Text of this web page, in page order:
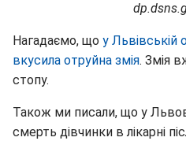
Нагадаємо, що у Львівській
вкусила отруйна змія. Змія
стопу.
Також ми писали, що у
смерть дівчинки в лікарні